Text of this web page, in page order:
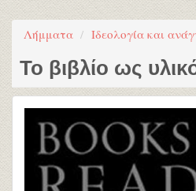
Λήμματα Ιδεολογία και
Το βιβλίο ως